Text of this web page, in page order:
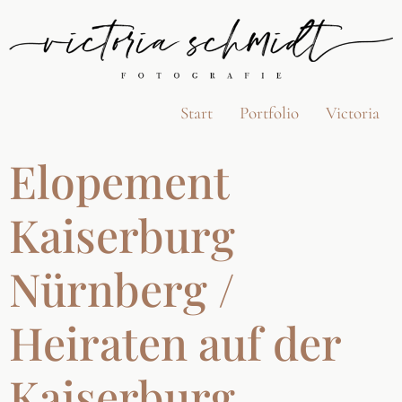
Start Portfolio Victoria
Elopement
Kaiserburg
Nürnberg /
Heiraten auf der